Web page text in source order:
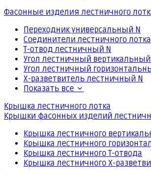
Фасонные изделия лестничного
Переходник универсальный N
Соединители лестничного лотка
Т-отвод лестничный N
Угол лестничный вертикальный
Угол лестничный
Х-разветвитель лестничный N
Показать все
Крышка лестничного лотка
Крышки фасонных изделий
Крышка лестничного
Крышка лестничного
Крышка лестничного Т-отвода
Крышка лестничного Х-